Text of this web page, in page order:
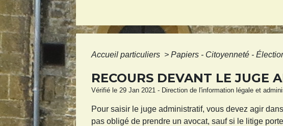
Accueil particuliers > Papiers - Citoyenneté -
RECOURS DEVANT LE JUGE
Vérifié le 29 Jan 2021 - Direction de l'information légale et
Pour saisir le juge administratif, vous devez agir
pas obligé de prendre un avocat, sauf si le litige